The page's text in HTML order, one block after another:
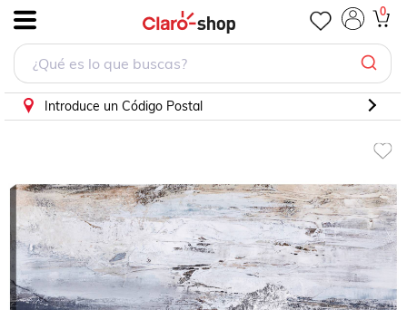
0
Introduce un Código Postal
cuadro decorativo Describir